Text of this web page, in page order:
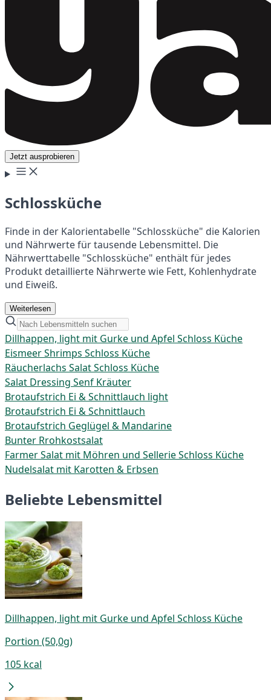
Jetzt ausprobieren
Schlossküche
Finde in der Kalorientabelle "Schlossküche" die Kalorien
und Nährwerte für tausende Lebensmittel. Die
Nährwerttabelle "Schlossküche" enthält für jedes
Produkt detaillierte Nährwerte wie Fett, Kohlenhydrate
und Eiweiß.
Weiterlesen
Dillhappen, light mit Gurke und Apfel Schloss Küche
Eismeer Shrimps Schloss Küche
Räucherlachs Salat Schloss Küche
Salat Dressing Senf Kräuter
Brotaufstrich Ei & Schnittlauch light
Brotaufstrich Ei & Schnittlauch
Brotaufstrich Geglügel & Mandarine
Bunter Rrohkostsalat
Farmer Salat mit Möhren und Sellerie Schloss Küche
Nudelsalat mit Karotten & Erbsen
Beliebte Lebensmittel
Dillhappen, light mit Gurke und Apfel Schloss Küche
Portion (50,0g)
105 kcal